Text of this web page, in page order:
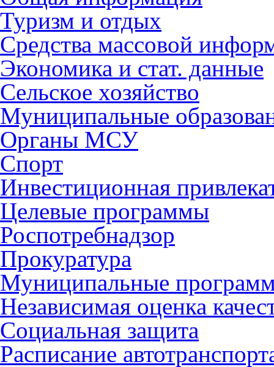
Туризм и отдых
Средства массовой
Экономика и стат. данные
Сельское хозяйство
Муниципальные
Органы МСУ
Спорт
Инвестиционная
Целевые программы
Роспотребнадзор
Прокуратура
Муниципальные
Независимая оценка
Социальная защита
Расписание